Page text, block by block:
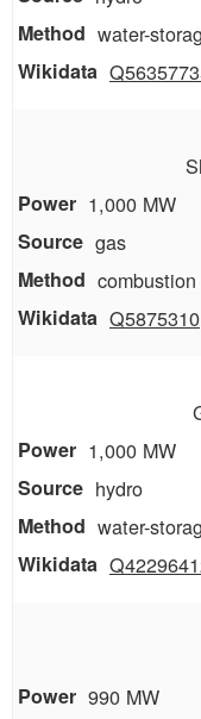
water-
1,000 MW
gas
combustion
Q5875310
1,000 MW
hydro
water-
990 MW